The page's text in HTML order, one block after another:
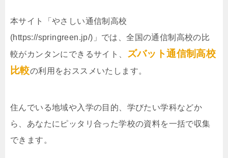
本サイト「やさしい通信制高校
(https://springreen.jp/)」では、全国の通信制高校の比
較がカンタンにできるサイト、
ズバット通信制高校
比較の利用をおススメいたします。
住んでいる地域や入学の目的、学びたい学科などか
ら、あなたにピッタリ合った学校の資料を一括で収集
できます。